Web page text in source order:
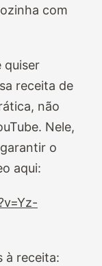
com
quiser
receita de
não
Nele,
o
aqui:
à receita: